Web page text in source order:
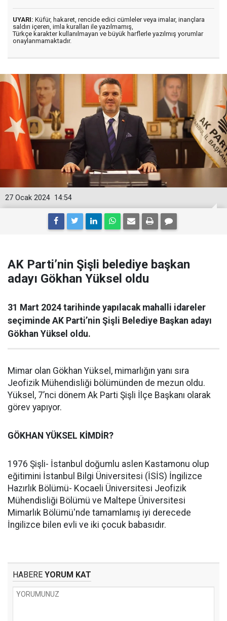
UYARI: Küfür, hakaret, rencide edici cümleler veya imalar, inançlara
saldırı içeren, imla kuralları ile yazılmamış,
Türkçe karakter kullanılmayan ve büyük harflerle yazılmış yorumlar
onaylanmamaktadır.
14:54
27 Ocak 2024
AK Parti’nin Şişli belediye başkan
adayı Gökhan Yüksel oldu
31 Mart 2024 tarihinde yapılacak mahalli idareler
seçiminde AK Parti’nin Şişli Belediye Başkan adayı
Gökhan Yüksel oldu.
Mimar olan Gökhan Yüksel, mimarlığın yanı sıra
Jeofizik Mühendisliği bölümünden de mezun oldu.
Yüksel, 7’nci dönem Ak Parti Şişli İlçe Başkanı olarak
görev yapıyor.
GÖKHAN YÜKSEL KİMDİR?
1976 Şişli- İstanbul doğumlu aslen Kastamonu olup
eğitimini İstanbul Bilgi Üniversitesi (İSİS) İngilizce
Hazırlık Bölümü- Kocaeli Üniversitesi Jeofizik
Mühendisliği Bölümü ve Maltepe Üniversitesi
Mimarlık Bölümü'nde tamamlamış iyi derecede
İngilizce bilen evli ve iki çocuk babasıdır.
HABERE YORUM KAT